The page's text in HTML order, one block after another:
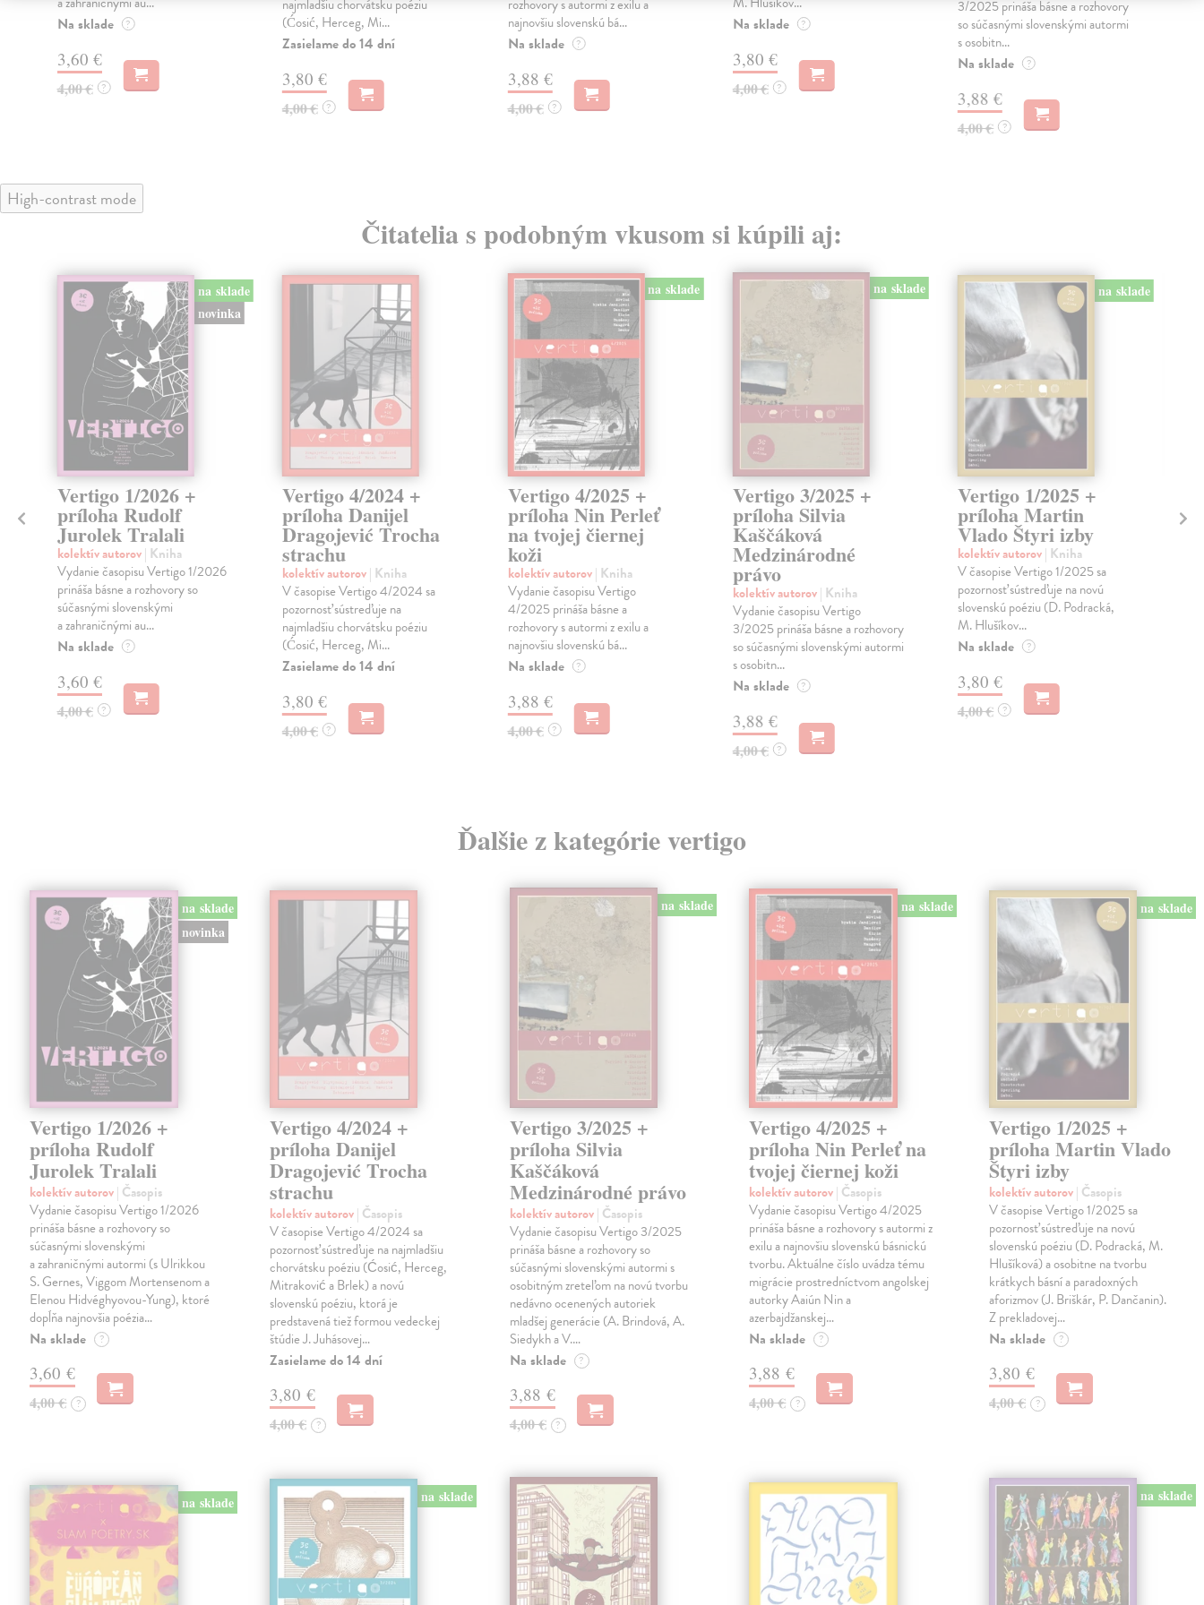
Na sklade ?
3,60 €
4,00 € ?
najmladšiu chorvátsku poéziu
(Ćosić, Herceg, Mi...
Zasielame do 14 dní
3,80 €
4,00 € ?
rozhovory s autormi z exilu a
najnovšiu slovenskú bá...
Na sklade ?
3,88 €
4,00 € ?
Na sklade ?
3,80 €
4,00 € ?
3/2025 prináša básne a rozhovory
so súčasnými slovenskými autormi
s osobitn...
Na sklade ?
3,88 €
4,00 € ?
High-contrast mode
Čitatelia s podobným vkusom si kúpili aj:
na sklade
novinka
Vertigo 1/2026 +
príloha Rudolf
Jurolek Tralali
kolektív autorov| Kniha
Vydanie časopisu Vertigo 1/2026
prináša básne a rozhovory so
súčasnými slovenskými
a zahraničnými au...
Na sklade ?
3,60 €
4,00 € ?
Vertigo 4/2024 +
príloha Danijel
Dragojević Trocha
strachu
kolektív autorov| Kniha
V časopise Vertigo 4/2024 sa
pozornosť sústreďuje na
najmladšiu chorvátsku poéziu
(Ćosić, Herceg, Mi...
Zasielame do 14 dní
3,80 €
4,00 € ?
na sklade
Vertigo 4/2025 +
príloha Nin Perleť
na tvojej čiernej
koži
kolektív autorov| Kniha
Vydanie časopisu Vertigo
4/2025 prináša básne a
rozhovory s autormi z exilu a
najnovšiu slovenskú bá...
Na sklade ?
3,88 €
4,00 € ?
na sklade
Vertigo 3/2025 +
príloha Silvia
Kaščáková
Medzinárodné
právo
kolektív autorov| Kniha
Vydanie časopisu Vertigo
3/2025 prináša básne a rozhovory
so súčasnými slovenskými autormi
s osobitn...
Na sklade ?
3,88 €
4,00 € ?
na sklade
Vertigo 1/2025 +
príloha Martin
Vlado Štyri izby
kolektív autorov| Kniha
V časopise Vertigo 1/2025 sa
pozornosť sústreďuje na novú
slovenskú poéziu (D. Podracká,
M. Hlušíkov...
Na sklade ?
3,80 €
4,00 € ?
Ďalšie z kategórie vertigo
na sklade
novinka
Vertigo 1/2026 +
príloha Rudolf
Jurolek Tralali
kolektív autorov| Časopis
Vydanie časopisu Vertigo 1/2026
prináša básne a rozhovory so
súčasnými slovenskými
a zahraničnými autormi (s Ulrikkou
S. Gernes, Viggom Mortensenom a
Elenou Hidvéghyovou-Yung), ktoré
dopĺňa najnovšia poézia…
Na sklade ?
3,60 €
4,00 € ?
Vertigo 4/2024 +
príloha Danijel
Dragojević Trocha
strachu
kolektív autorov| Časopis
V časopise Vertigo 4/2024 sa
pozornosť sústreďuje na najmladšiu
chorvátsku poéziu (Ćosić, Herceg,
Mitraković a Brlek) a novú
slovenskú poéziu, ktorá je
predstavená tiež formou vedeckej
štúdie J. Juhásovej…
Zasielame do 14 dní
3,80 €
4,00 € ?
na sklade
Vertigo 3/2025 +
príloha Silvia
Kaščáková
Medzinárodné právo
kolektív autorov| Časopis
Vydanie časopisu Vertigo 3/2025
prináša básne a rozhovory so
súčasnými slovenskými autormi s
osobitným zreteľom na novú tvorbu
nedávno ocenených autoriek
mladšej generácie (A. Brindová, A.
Siedykh a V.…
Na sklade ?
3,88 €
4,00 € ?
na sklade
Vertigo 4/2025 +
príloha Nin Perleť na
tvojej čiernej koži
kolektív autorov| Časopis
Vydanie časopisu Vertigo 4/2025
prináša básne a rozhovory s autormi z
exilu a najnovšiu slovenskú básnickú
tvorbu. Aktuálne číslo uvádza tému
migrácie prostredníctvom angolskej
autorky Aaiún Nin a
azerbajdžanskej…
Na sklade ?
3,88 €
4,00 € ?
na sklade
Vertigo 1/2025 +
príloha Martin Vlado
Štyri izby
kolektív autorov| Časopis
V časopise Vertigo 1/2025 sa
pozornosť sústreďuje na novú
slovenskú poéziu (D. Podracká, M.
Hlušíková) a osobitne na tvorbu
krátkych básní a paradoxných
aforizmov (J. Briškár, P. Dančanin).
Z prekladovej…
Na sklade ?
3,80 €
4,00 € ?
na sklade na sklade na sklade